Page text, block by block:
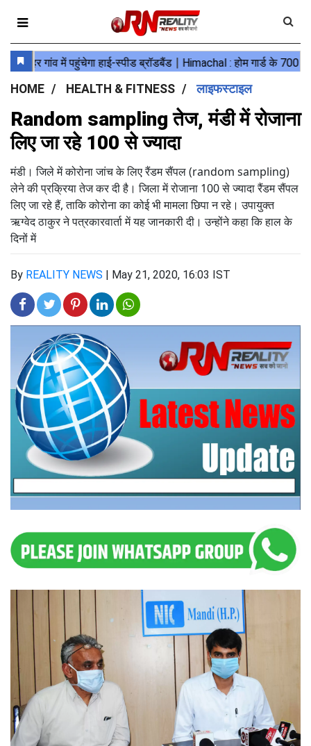
HOME HEALTH & FITNESS लाइफस्टाइल
Random sampling तेज, मंडी में रोजाना
लिए जा रहे 100 से ज्यादा
मंडी। जिले में कोरोना जांच के लिए रैंडम सैंपल (random sampling)
लेने की प्रक्रिया तेज कर दी है। जिला में रोजाना 100 से ज्यादा रैंडम सैंपल
लिए जा रहे हैं, ताकि कोरोना का कोई भी मामला छिपा न रहे। उपायुक्त
ऋग्वेद ठाकुर ने पत्रकारवार्ता में यह जानकारी दी। उन्होंने कहा कि हाल के
दिनों में
By REALITY NEWS | May 21, 2020, 16:03 IST